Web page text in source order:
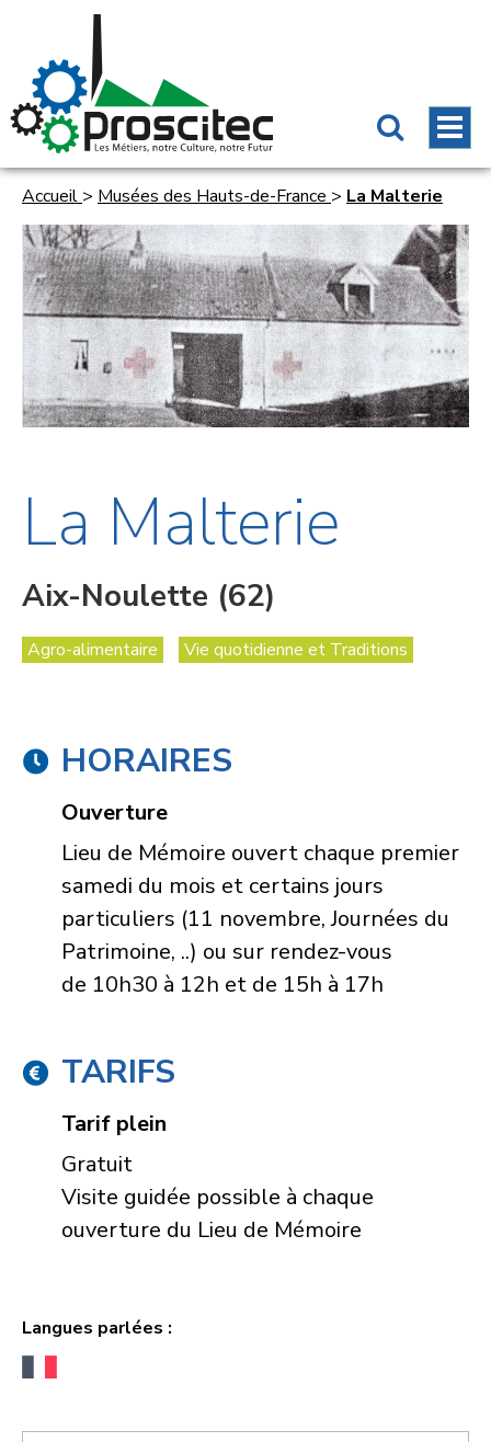
Accueil > Musées des Hauts-de-France > La Malterie
La Malterie
Aix-Noulette (62)
Agro-alimentaire Vie quotidienne et Traditions
HORAIRES
Ouverture
Lieu de Mémoire ouvert chaque premier
samedi du mois et certains jours
particuliers (11 novembre, Journées du
Patrimoine, ..) ou sur rendez-vous
de 10h30 à 12h et de 15h à 17h
TARIFS
Tarif plein
Gratuit
Visite guidée possible à chaque
ouverture du Lieu de Mémoire
Langues parlées :